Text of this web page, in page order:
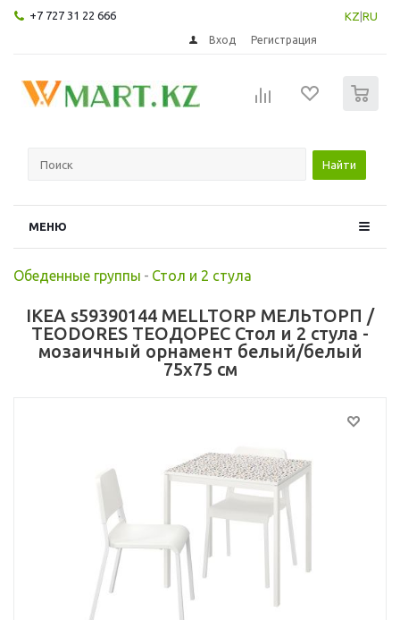
+7 727 31 22 666 KZ RU
Вход Регистрация
Найти
МЕНЮ
Обеденные группы - Стол и 2 стула
IKEA s59390144 MELLTORP МЕЛЬТОРП /
TEODORES ТЕОДОРЕС Стол и 2 стула -
мозаичный орнамент белый/белый
75x75 см